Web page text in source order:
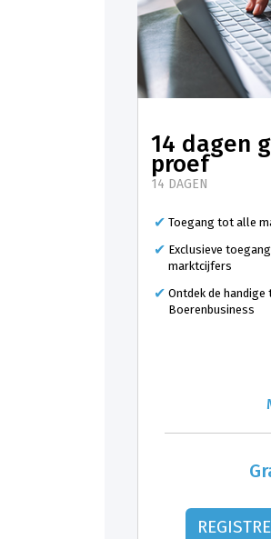
14 dagen
proef
14 DAGEN
Toegang tot alle
Exclusieve
marktcijfers
Ontdek de handige
Boerenbusiness